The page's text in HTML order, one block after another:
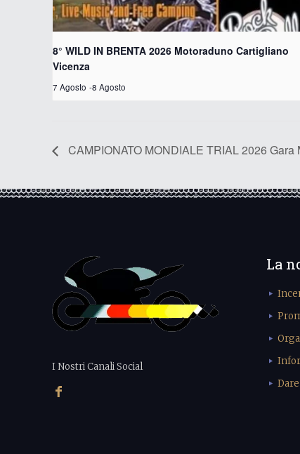
8° WILD IN BRENTA 2026 Motoraduno Cartigliano
Vicenza
7 Agosto -8 Agosto
CAMPIONATO MONDIALE TRIAL 2026
I Nostri Canali Social
La